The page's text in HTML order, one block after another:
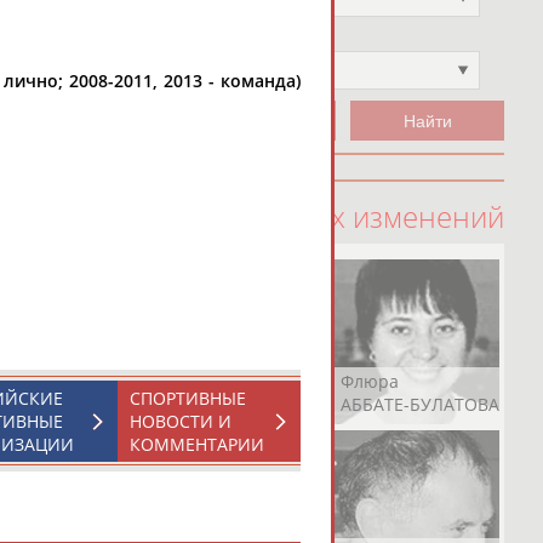
Не выбран
100 последних изменений
Ростом
АБАШИДЗЕ
Флюра
АББАТЕ-БУЛАТОВА
2008-2011, 2013 - команда)
СПОРТИВНЫЕ
НОВОСТИ И
КОММЕНТАРИИ